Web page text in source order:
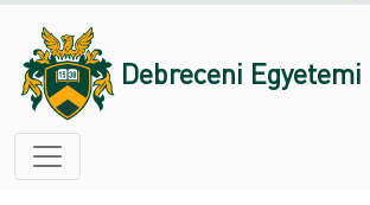
Debreceni Egyetemi